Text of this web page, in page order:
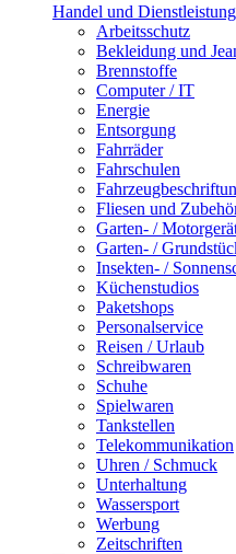
Handel und
Arbeitsschutz
Bekleidung und
Brennstoffe
Computer / IT
Energie
Entsorgung
Fahrräder
Fahrschulen
Fliesen und
Garten- /
Garten- /
Insekten- /
Küchenstudios
Paketshops
Personalservice
Reisen / Urlaub
Schreibwaren
Schuhe
Spielwaren
Tankstellen
Telekommunikation
Uhren / Schmuck
Unterhaltung
Wassersport
Werbung
Zeitschriften